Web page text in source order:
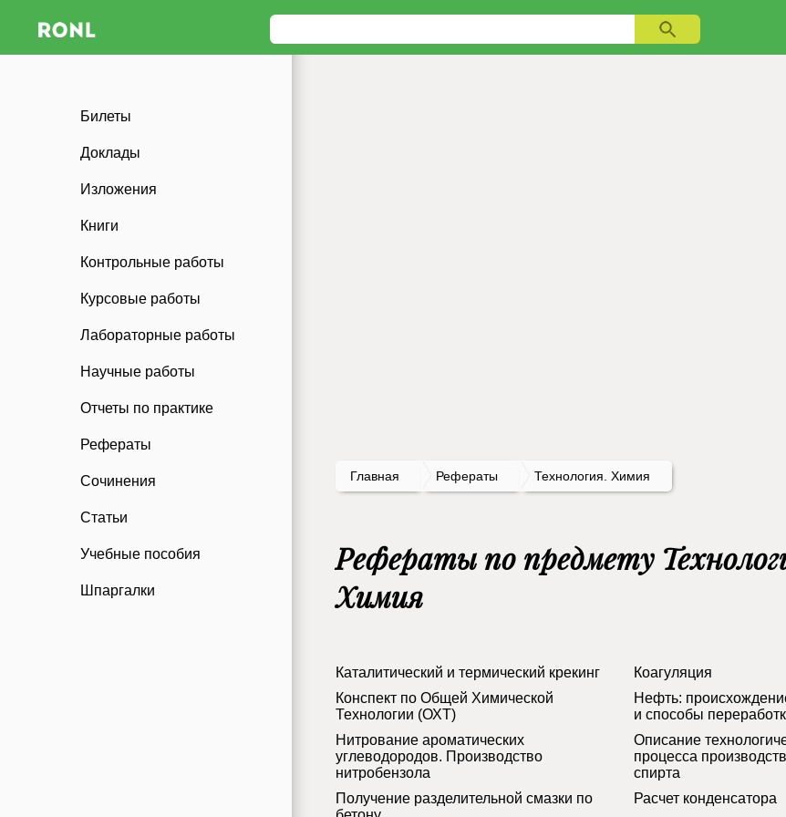
Билеты
Доклады
Изложения
Книги
Контрольные работы
Курсовые работы
Лабораторные работы
Научные работы
Отчеты по практике
Рефераты
Сочинения
Статьи
Учебные пособия
Шпаргалки
Главная Рефераты Технология. Химия
Рефераты по предмету
Химия
Каталитический и термический крекинг
Коагуляция
Конспект по Общей Химической
Технологии (ОХТ)
Нефть:
и способы
Нитрование ароматических
углеводородов. Производство
нитробензола
Описание
процесса
спирта
Получение разделительной смазки по
Расчет конденсатора